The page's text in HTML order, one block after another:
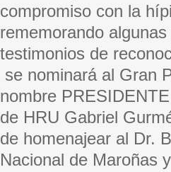
compromiso con la
rememorando
testimonios de
se nominará al Gran
nombre
de HRU Gabriel
de homenajear al Dr.
Nacional de Maroñas